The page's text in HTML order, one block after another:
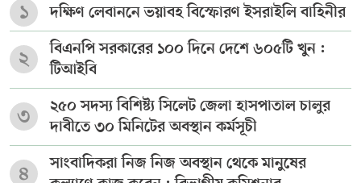
১ দক্ষিণ লেবাননে ভয়াবহ বিস্ফোরণ ইসরাইলি বাহিনীর
২
বিএনপি সরকারের ১০০ দিনে দেশে ৬০৫টি খুন :
টিআইবি
৩
২৫০ সদস্য বিশিষ্ট্য সিলেট জেলা হাসপাতাল চালুর
দাবীতে ৩০ মিনিটের অবস্থান কর্মসূচী
৪
সাংবাদিকরা নিজ নিজ অবস্থান থেকে মানুষের